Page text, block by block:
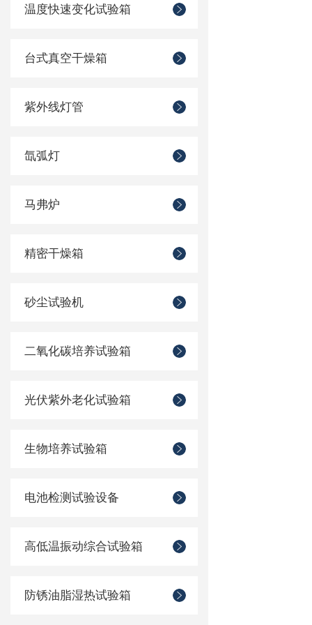
温度快速变化试验箱
台式真空干燥箱
紫外线灯管
氙弧灯
马弗炉
精密干燥箱
砂尘试验机
二氧化碳培养试验箱
光伏紫外老化试验箱
生物培养试验箱
电池检测试验设备
高低温振动综合试验箱
防锈油脂湿热试验箱